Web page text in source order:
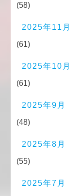
(58)
2025年11月
(61)
2025年10月
(61)
2025年9月
(48)
2025年8月
(55)
2025年7月